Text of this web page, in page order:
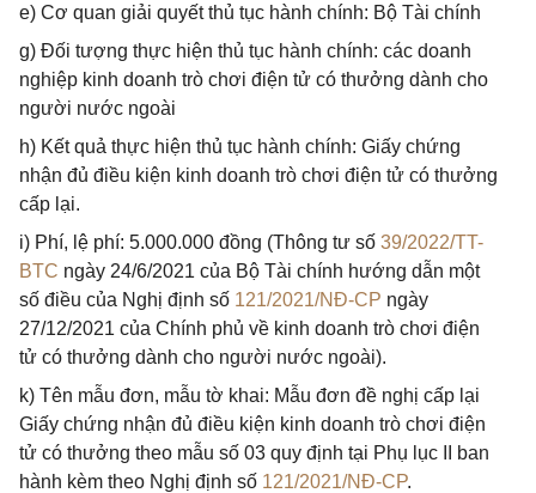
e) Cơ quan giải quyết thủ tục hành chính: Bộ Tài chính
g) Đối tượng thực hiện thủ tục hành chính: các doanh
nghiệp kinh doanh trò chơi điện tử có thưởng dành cho
người nước ngoài
h) Kết quả thực hiện thủ tục hành chính: Giấy chứng
nhận đủ điều kiện kinh doanh trò chơi điện tử có thưởng
cấp lại.
i) Phí, lệ phí: 5.000.000 đồng (Thông tư số 39/2022/TT-
BTC ngày 24/6/2021 của Bộ Tài chính hướng dẫn một
số điều của Nghị định số 121/2021/NĐ-CP ngày
27/12/2021 của Chính phủ về kinh doanh trò chơi điện
tử có thưởng dành cho người nước ngoài).
k) Tên mẫu đơn, mẫu tờ khai: Mẫu đơn đề nghị cấp lại
Giấy chứng nhận đủ điều kiện kinh doanh trò chơi điện
tử có thưởng theo mẫu số 03 quy định tại Phụ lục II ban
hành kèm theo Nghị định số 121/2021/NĐ-CP.